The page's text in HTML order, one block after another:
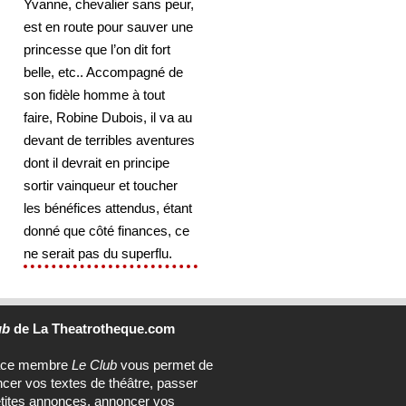
Yvanne, chevalier sans peur,
est en route pour sauver une
princesse que l’on dit fort
belle, etc.. Accompagné de
son fidèle homme à tout
faire, Robine Dubois, il va au
devant de terribles aventures
dont il devrait en principe
sortir vainqueur et toucher
les bénéfices attendus, étant
donné que côté finances, ce
ne serait pas du superflu.
de La Theatrotheque.com
membre Le Clubvous permet de
vos textes de théâtre, passer
annonces, annoncer vos